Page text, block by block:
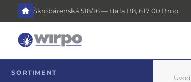
Škrobárenská 518/16 — Hala B8, 617 00 Brno
SORTIMENT
Úvod